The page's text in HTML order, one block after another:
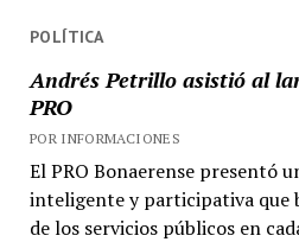
POLÍTICA
Andrés Petrillo asistió al
PRO
POR INFORMACIONES
El PRO Bonaerense presentó
inteligente y participativa que
de los servicios públicos en